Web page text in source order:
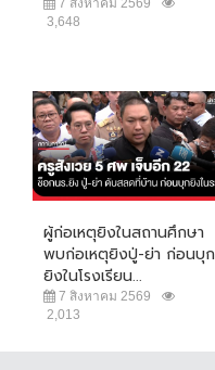
7 สิงหาคม 2569
3,648
ผู้ก่อเหตุยิงในสถานศึกษา
พบก่อเหตุยิงปู่-ย่า ก่อนบุก
ยิงในโรงเรียน...
7 สิงหาคม 2569
2,013